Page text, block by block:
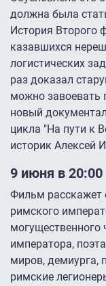
должна была
История Второго
казавшихся
логистических
раз доказал
можно завоевать
новый
цикла "На пути к
историк Алексей
9 июня в
Фильм
римского
могущественного
императора,
миров, демиурга,
римские